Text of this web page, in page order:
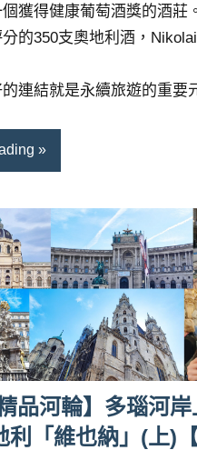
獲得健康葡萄酒獎的酒莊。
的350支奧地利酒，
連結就是永續旅遊的重要
品河輪】多瑙河岸
利「維也納」(上)